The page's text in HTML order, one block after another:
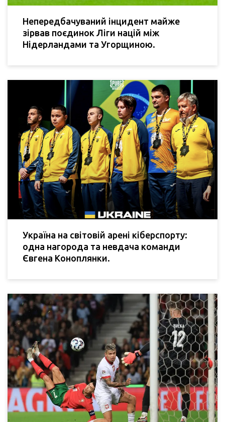
Непередбачуваний інцидент майже
зірвав поєдинок Ліги націй між
Нідерландами та Угорщиною.
Україна на світовій арені кіберспорту:
одна нагорода та невдача команди
Євгена Коноплянки.